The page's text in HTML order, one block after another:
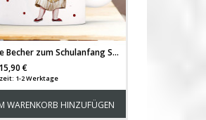
Tasse Becher zum Schulanfang Schulstart Marienkäfer Girl Mädchen & Name Wunschname Geschenk Einschulng ts2026
15,90 €
1-2 Werktage
WARENKORB HINZUFÜGEN